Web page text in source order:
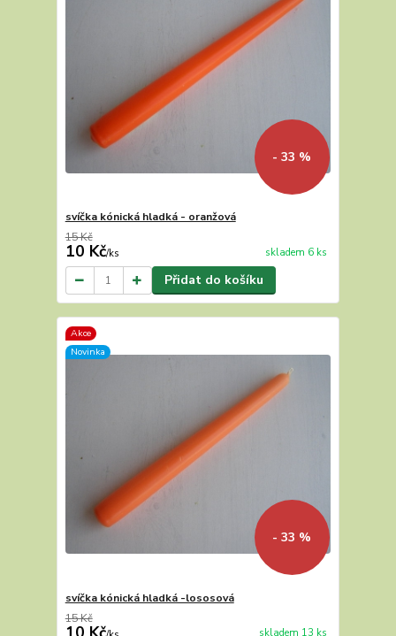
- 33 %
svíčka kónická hladká - oranžová
15 Kč
10 Kč/ks skladem 6 ks
Přidat do košíku
Akce
Novinka
- 33 %
svíčka kónická hladká -lososová
15 Kč
skladem 13 ks